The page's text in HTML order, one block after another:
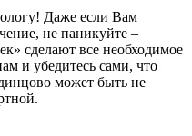
Даже если Вам
не паникуйте –
сделают все необходимое
и убедитесь сами, что
может быть не